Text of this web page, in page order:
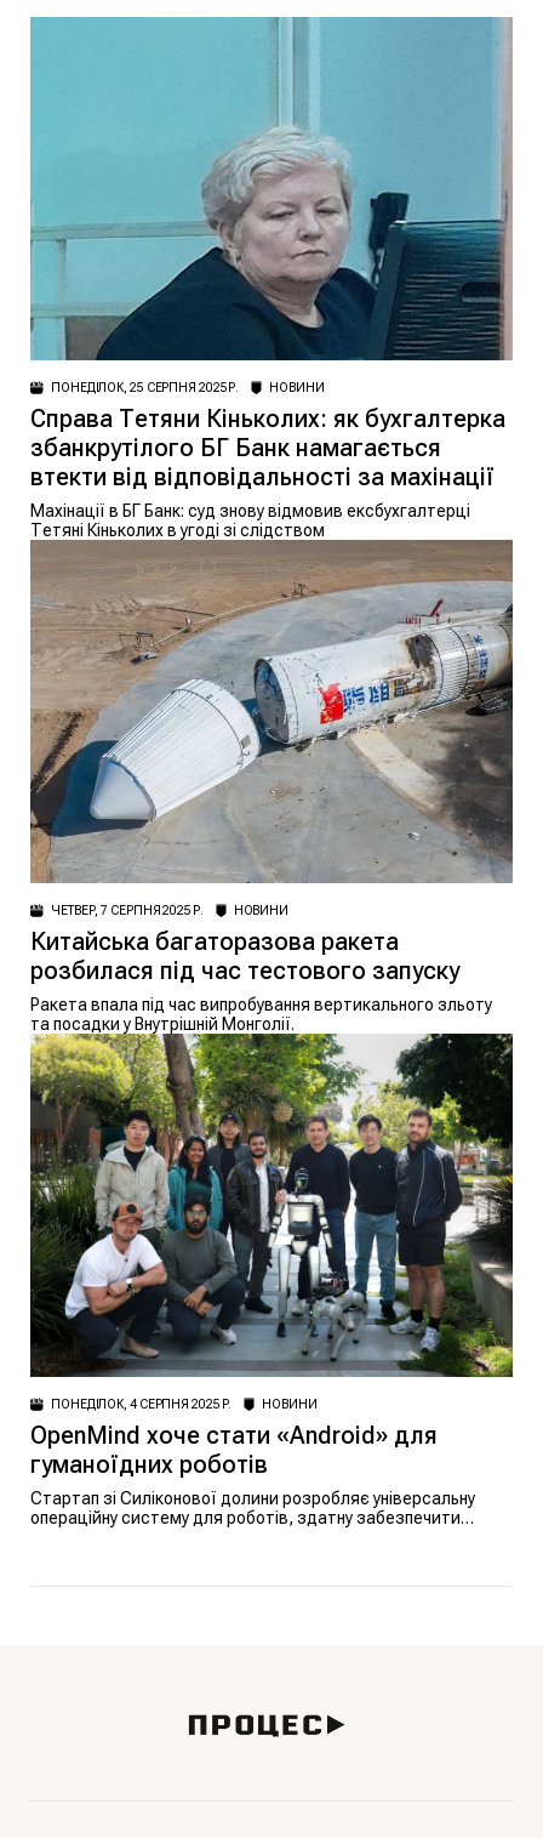
ПОНЕДІЛОК, 25 СЕРПНЯ 2025 Р. НОВИНИ
Справа Тетяни Кіньколих: як бухгалтерка
збанкрутілого БГ Банк намагається
втекти від відповідальності за махінації
Махінації в БГ Банк: суд знову відмовив ексбухгалтерці
Тетяні Кіньколих в угоді зі слідством
ЧЕТВЕР, 7 СЕРПНЯ 2025 Р. НОВИНИ
Китайська багаторазова ракета
розбилася під час тестового запуску
Ракета впала під час випробування вертикального зльоту
та посадки у Внутрішній Монголії.
ПОНЕДІЛОК, 4 СЕРПНЯ 2025 Р. НОВИНИ
OpenMind хоче стати «Android» для
гуманоїдних роботів
Стартап зі Силіконової долини розробляє універсальну
операційну систему для роботів, здатну забезпечити